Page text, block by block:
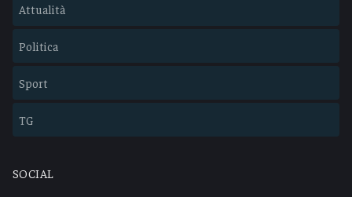
Attualità
Politica
Sport
TG
SOCIAL